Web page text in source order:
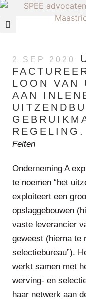
2 SEP 2020
LOON VAN
AAN
Feiten
Onderneming A
te noemen “het
exploiteert een
opslaggebouwen
vaste leverancier
geweest (hierna te
selectiebureau”).
werkt samen met
werving- en
haar netwerk aan